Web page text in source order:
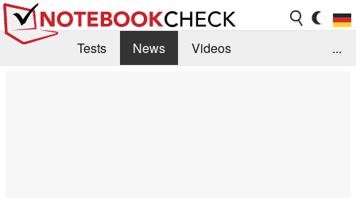
Tests News
Videos
...